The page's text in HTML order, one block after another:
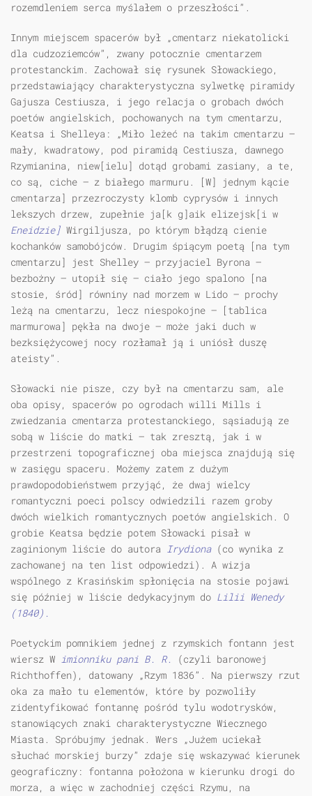
rozemdleniem serca myślałem o przeszłości”.
Innym miejscem spacerów był „cmentarz niekatolicki
dla cudzoziemców”, zwany potocznie cmentarzem
protestanckim. Zachował się rysunek Słowackiego,
przedstawiający charakterystyczna sylwetkę piramidy
Gajusza Cestiusza, i jego relacja o grobach dwóch
poetów angielskich, pochowanych na tym cmentarzu,
Keatsa i Shelleya: „Miło leżeć na takim cmentarzu —
mały, kwadratowy, pod piramidą Cestiusza, dawnego
Rzymianina, niew[ielu] dotąd grobami zasiany, a te,
co są, ciche — z białego marmuru. [W] jednym kącie
cmentarza] przezroczysty klomb cyprysów i innych
lekszych drzew, zupełnie ja[k g]aik elizejsk[i w
Eneidzie] Wirgiljusza, po którym błądzą cienie
kochanków samobójców. Drugim śpiącym poetą [na tym
cmentarzu] jest Shelley — przyjaciel Byrona —
bezbożny — utopił się — ciało jego spalono [na
stosie, śród] równiny nad morzem w Lido — prochy
leżą na cmentarzu, lecz niespokojne — [tablica
marmurowa] pękła na dwoje — może jaki duch w
bezksiężycowej nocy rozłamał ją i uniósł duszę
ateisty”.
Słowacki nie pisze, czy był na cmentarzu sam, ale
oba opisy, spacerów po ogrodach willi Mills i
zwiedzania cmentarza protestanckiego, sąsiadują ze
sobą w liście do matki — tak zresztą, jak i w
przestrzeni topograficznej oba miejsca znajdują się
w zasięgu spaceru. Możemy zatem z dużym
prawdopodobieństwem przyjąć, że dwaj wielcy
romantyczni poeci polscy odwiedzili razem groby
dwóch wielkich romantycznych poetów angielskich. O
grobie Keatsa będzie potem Słowacki pisał w
zaginionym liście do autora Irydiona (co wynika z
zachowanej na ten list odpowiedzi). A wizja
wspólnego z Krasińskim spłonięcia na stosie pojawi
się później w liście dedykacyjnym do Lilii Wenedy
(1840).
Poetyckim pomnikiem jednej z rzymskich fontann jest
wiersz W imionniku pani B. R.
(czyli baronowej
Richthoffen), datowany „Rzym 1836”. Na pierwszy rzut
oka za mało tu elementów, które by pozwoliły
zidentyfikować fontannę pośród tylu wodotrysków,
stanowiących znaki charakterystyczne Wiecznego
Miasta. Spróbujmy jednak. Wers „Jużem uciekał
słuchać morskiej burzy” zdaje się wskazywać kierunek
geograficzny: fontanna położona w kierunku drogi do
morza, a więc w zachodniej części Rzymu, na